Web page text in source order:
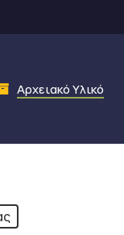
Αρχειακό Υλικό